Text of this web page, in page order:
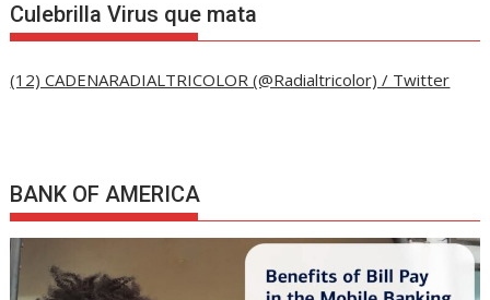
Culebrilla Virus que mata
(12) CADENARADIALTRICOLOR (@Radialtricolor) / Twitter
BANK OF AMERICA